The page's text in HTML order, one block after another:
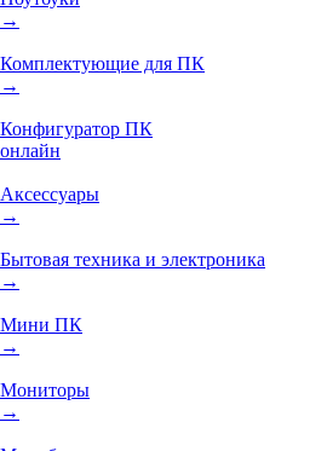
→
Комплектующие для ПК
→
Конфигуратор ПК
онлайн
Аксессуары
→
Бытовая техника и электроника
→
Мини ПК
→
Мониторы
→